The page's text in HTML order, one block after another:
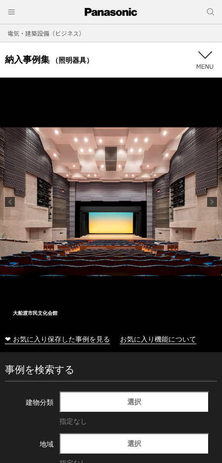
電気・建築設備（ビジネス）
納入事例集 （照明器具）
大船渡市民文化会館
❤ お気に入り保存した事例を見る お気に入り機能について
事例を検索する
建物分類 選択
指定なし
地域 選択